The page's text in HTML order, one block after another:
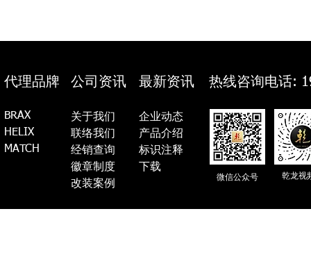
代理品牌
BRAX
HELIX
MATCH
公司资讯
关于我们
联络我们
经销查询
徽章制度
​​改装案例
最新资讯
企业动态
产品介绍
标识注释
​下载
热线咨询电话:
微信公众号 乾龙视